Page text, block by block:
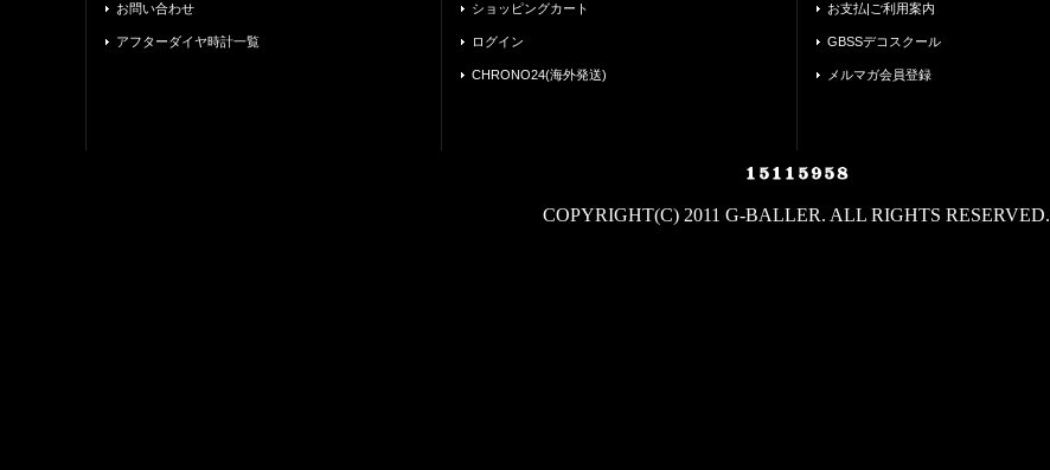
お問い合わせ
アフターダイヤ時計一覧
ショッピングカート
ログイン
CHRONO24(海外発送)
お支払|ご利用案内
GBSSデコスクール
メルマガ会員登録
COPYRIGHT(C) 2011 G-BALLER. ALL RIGHTS RESERVED.